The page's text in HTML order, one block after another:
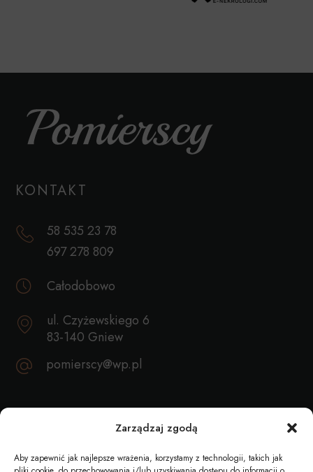
Zarządzaj zgodą
Aby zapewnić jak najlepsze wrażenia, korzystamy z technologii, takich jak
KONTAKT
58 535 23 78
697 278 809
Całodobowo
ul. Czyżewskiego 6
83-140 Gniew
pomierscy@wp.pl
REKOMENDACJE